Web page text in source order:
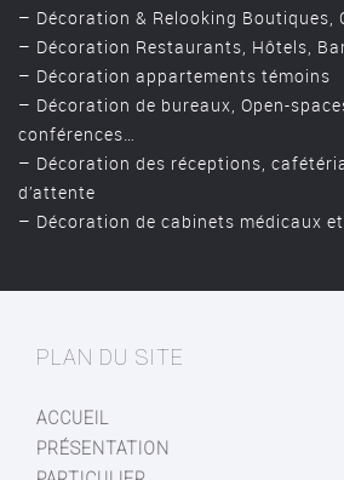
– Décoration & Relooking Boutiques,
– Décoration Restaurants, Hôtels,
– Décoration appartements témoins
– Décoration de bureaux, Open-
conférences…
– Décoration des réceptions,
d’attente
– Décoration de cabinets médicaux
PLAN DU SITE
ACCUEIL
PRÉSENTATION